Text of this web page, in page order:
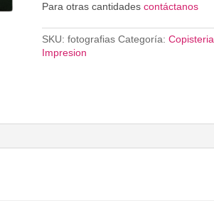
Para otras cantidades contáctanos
SKU: fotografias Categoría:
Impresion